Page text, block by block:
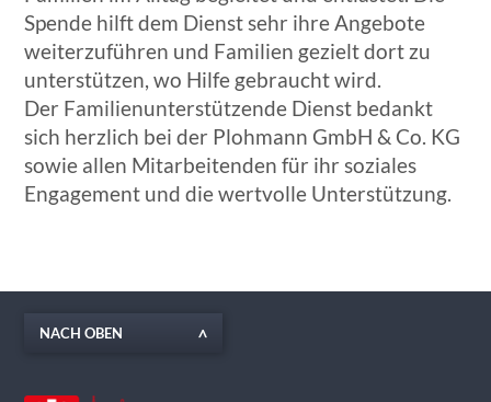
Spende hilft dem Dienst sehr ihre Angebote
weiterzuführen und Familien gezielt dort zu
unterstützen, wo Hilfe gebraucht wird.
Der Familienunterstützende Dienst bedankt
sich herzlich bei der Plohmann GmbH & Co. KG
sowie allen Mitarbeitenden für ihr soziales
Engagement und die wertvolle Unterstützung.
NACH OBEN